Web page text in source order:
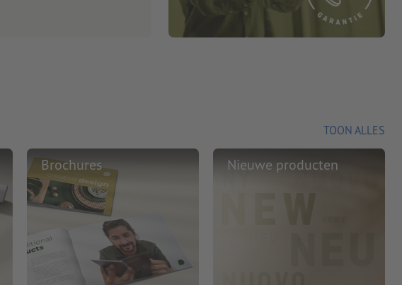
TOON ALLES
Brochures Nieuwe producten